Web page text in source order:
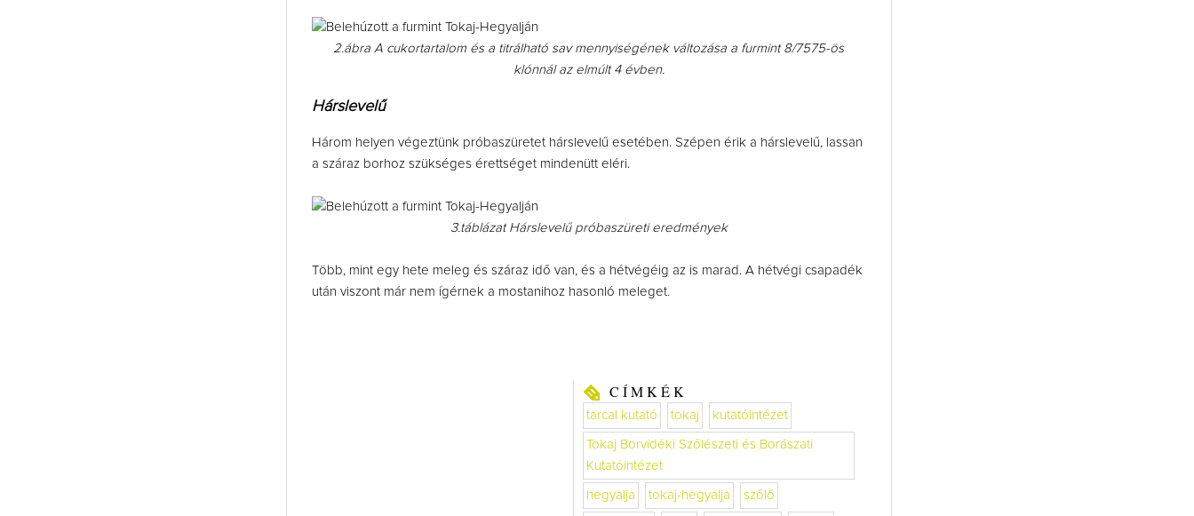
2.ábra A cukortartalom és a titrálható sav mennyiségének változása a furmint 8/7575-ös
klónnál az elmúlt 4 évben.
Hárslevelű
Három helyen végeztünk próbaszüretet hárslevelű esetében. Szépen érik a hárslevelű, lassan
a száraz borhoz szükséges érettséget mindenütt eléri.
3.táblázat Hárslevelű próbaszüreti eredmények
Több, mint egy hete meleg és száraz idő van, és a hétvégéig az is marad. A hétvégi csapadék
után viszont már nem ígérnek a mostanihoz hasonló meleget.
CÍMKÉK
tarcal kutató tokaj kutatóintézet
Tokaj Borvidéki Szőlészeti és Borászati
Kutatóintézet
hegyalja tokaj-hegyalja szőlő